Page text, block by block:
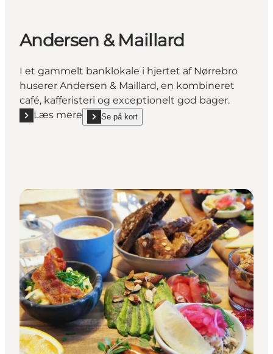
Andersen & Maillard
I et gammelt banklokale i hjertet af Nørrebro
huserer Andersen & Maillard, en kombineret
café, kafferisteri og exceptionelt god bager.
Læs mere
Læs mere "Andersen & Maillard"
Se på kort
show Andersen & Maillard on_map